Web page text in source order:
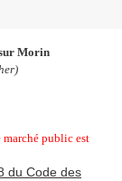
Morin
marché public est
du Code des